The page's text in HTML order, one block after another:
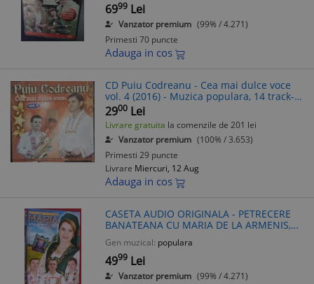
6999 Lei
Vanzator premium (99% / 4.271)
Primesti 70 puncte
Adauga in cos
CD Puiu Codreanu - Cea mai dulce voce
vol. 4 (2016) - Muzica populara, 14 track-
uri, holograma
2900 Lei
Livrare gratuita la comenzile de 201 lei
Vanzator premium (100% / 3.653)
Primesti 29 puncte
Livrare Miercuri, 12 Aug
Adauga in cos
CASETA AUDIO ORIGINALA - PETRECERE
BANATEANA CU MARIA DE LA ARMENIS,
CU LELE, ADI ARDELEAN SI PUIU
CODREANU, POPULARA
Gen muzical: populara
4999 Lei
Vanzator premium (99% / 4.271)